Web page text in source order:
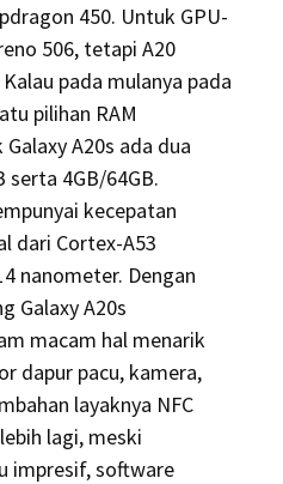
450. Untuk GPU-
506, tetapi A20
pada mulanya pada
pilihan RAM
A20s ada dua
serta 4GB/64GB.
kecepatan
dari Cortex-A53
nanometer. Dengan
Galaxy A20s
macam hal menarik
dapur pacu, kamera,
layaknya NFC
lagi, meski
impresif, software